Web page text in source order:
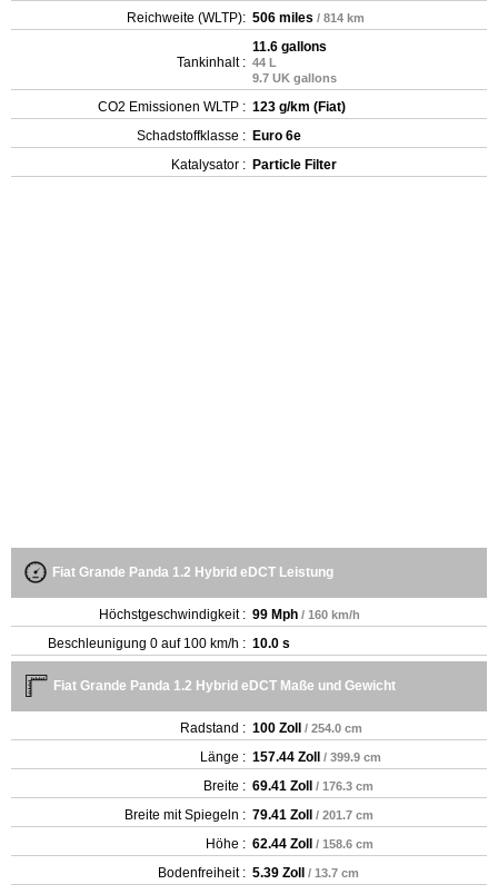
Reichweite (WLTP): 506 miles / 814 km
Tankinhalt :
11.6 gallons
44 L
9.7 UK gallons
CO2 Emissionen WLTP : 123 g/km (Fiat)
Schadstoffklasse : Euro 6e
Katalysator : Particle Filter
Fiat Grande Panda 1.2 Hybrid eDCT Leistung
Höchstgeschwindigkeit : 99 Mph / 160 km/h
Beschleunigung 0 auf 100 km/h : 10.0 s
Fiat Grande Panda 1.2 Hybrid eDCT Maße und Gewicht
Radstand : 100 Zoll / 254.0 cm
Länge : 157.44 Zoll / 399.9 cm
Breite : 69.41 Zoll / 176.3 cm
Breite mit Spiegeln : 79.41 Zoll / 201.7 cm
Höhe : 62.44 Zoll / 158.6 cm
Bodenfreiheit : 5.39 Zoll / 13.7 cm